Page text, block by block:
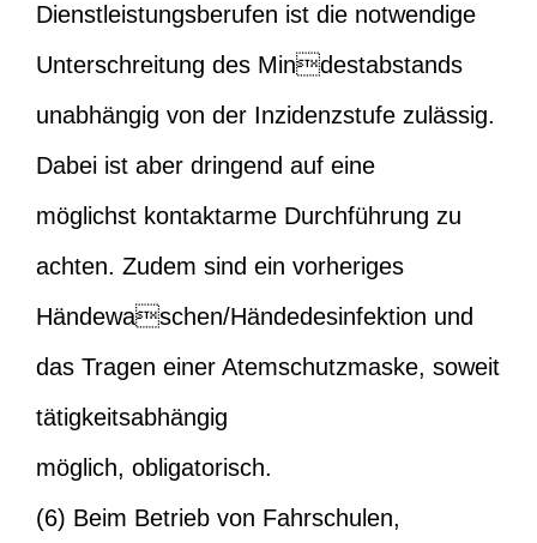
Dienstleistungsberufen ist die notwendige
Unterschreitung des Mindestabstands
unabhängig von der Inzidenzstufe zulässig.
Dabei ist aber dringend auf eine
möglichst kontaktarme Durchführung zu
achten. Zudem sind ein vorheriges
Händewaschen/Händedesinfektion und
das Tragen einer Atemschutzmaske, soweit
tätigkeitsabhängig
möglich, obligatorisch.
(6) Beim Betrieb von Fahrschulen,